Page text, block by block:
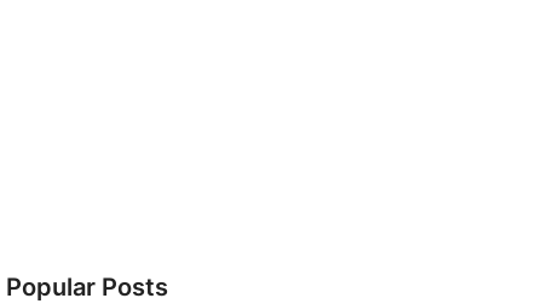
Popular Posts